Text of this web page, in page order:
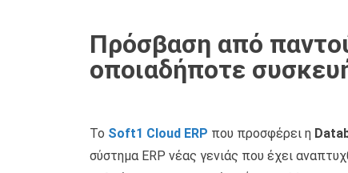
Πρόσβαση από
οποιαδήποτε
Το Soft1 Cloud ERP που προσφέρει η
σύστημα ERP νέας γενιάς που έχει